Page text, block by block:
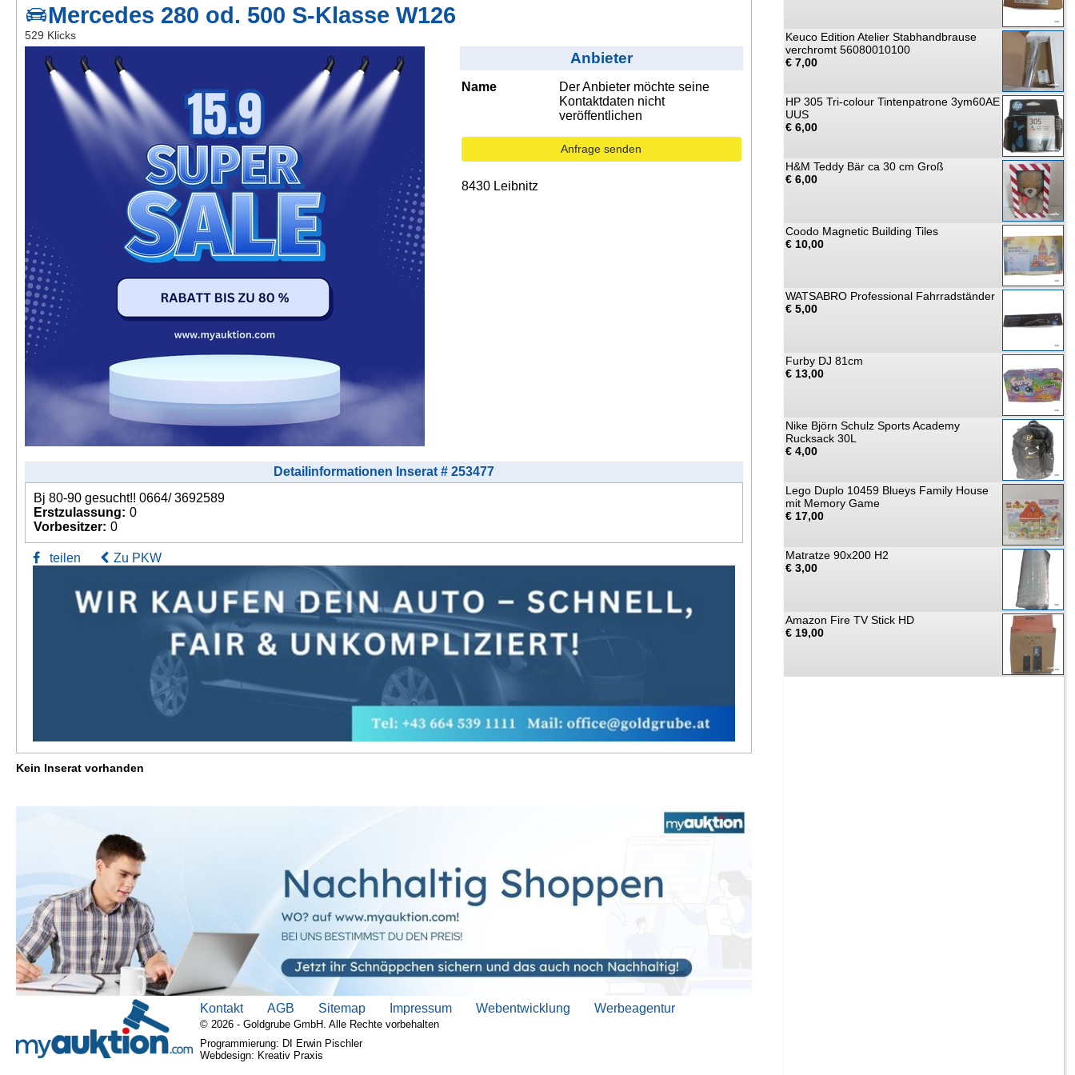
Kontakt
AGB, Nutzungsbedingungen
Impressum
Keuco Edition Atelier Stabhandbrause
verchromt 56080010100
€ 7,00
HP 305 Tri-colour Tintenpatrone 3ym60AE
UUS
€ 6,00
H&M Teddy Bär ca 30 cm Groß
€ 6,00
Coodo Magnetic Building Tiles
€ 10,00
WATSABRO Professional Fahrradständer
€ 5,00
Furby DJ 81cm
€ 13,00
Nike Björn Schulz Sports Academy
Rucksack 30L
€ 4,00
Lego Duplo 10459 Blueys Family House
mit Memory Game
€ 17,00
Matratze 90x200 H2
€ 3,00
Amazon Fire TV Stick HD
€ 19,00
Mercedes 280 od. 500 S-Klasse W126
529 Klicks
Anbieter
Name
Der Anbieter möchte seine
Kontaktdaten nicht
veröffentlichen
Anfrage senden
8430 Leibnitz
Detailinformationen Inserat # 253477
Bj 80-90 gesucht!! 0664/ 3692589
Erstzulassung: 0
Vorbesitzer: 0
teilen Zu PKW
Kein Inserat vorhanden
Kontakt AGB Sitemap Impressum Webentwicklung Werbeagentur
© 2026 - Goldgrube GmbH. Alle Rechte vorbehalten
Programmierung: DI Erwin Pischler
Webdesign: Kreativ Praxis